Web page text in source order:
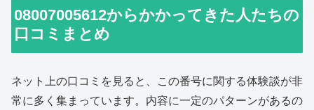
08007005612からかかってきた人たちの
口コミまとめ
ネット上の口コミを見ると、この番号に関する体験談が非
常に多く集まっています。内容に一定のパターンがあるの